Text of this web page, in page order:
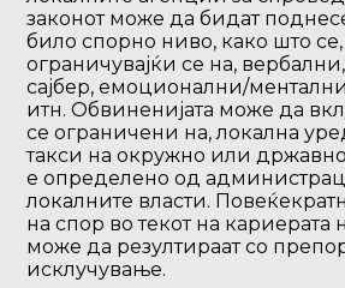
законот може да бидат
било спорно ниво, како што
ограничувајќи се на,
сајбер, емоционални/
итн. Обвиненијата може да
се ограничени на, локална
такси на окружно или
е определено од
локалните власти.
на спор во текот на кариерата
може да резултираат со
исклучување.